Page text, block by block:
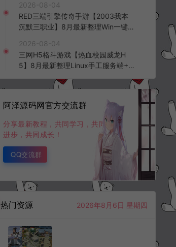
K授权后台+安卓苹果双端+详细搭建
教程+视频教程
2026-08-04
RED三端引擎传奇手游【2003我本
沉默三职业】8月最新整理Win一键
2026-08-04
三网H5格斗游戏【热血校园威龙H
5】8月最新整理Linux手工服务端+W
户端+详细搭建教程
阿泽源码网官方交流群
分享最新教程，共同学习，共同
进步，共同成长！
QQ交流群
热门资源 2026年8月6日 星期四